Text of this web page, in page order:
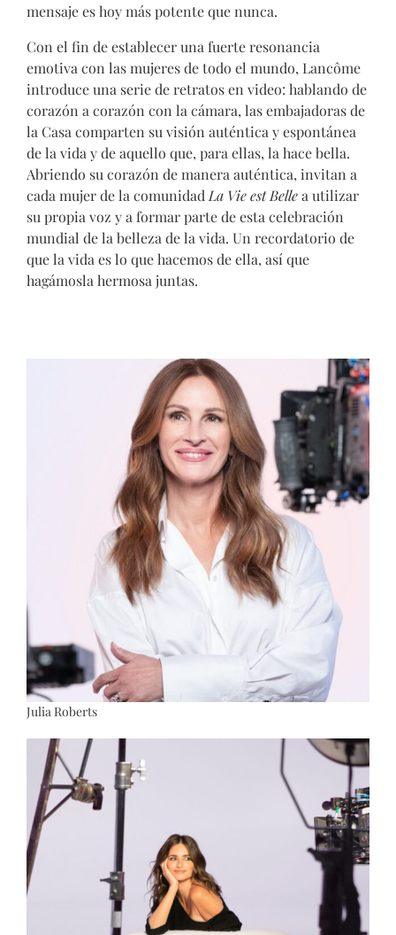
mensaje es hoy más potente que nunca.
Con el fin de establecer una fuerte resonancia
emotiva con las mujeres de todo el mundo, Lancôme
introduce una serie de retratos en video: hablando de
corazón a corazón con la cámara, las embajadoras de
la Casa comparten su visión auténtica y espontánea
de la vida y de aquello que, para ellas, la hace bella.
Abriendo su corazón de manera auténtica, invitan a
cada mujer de la comunidad La Vie est Bellea utilizar
su propia voz y a formar parte de esta celebración
mundial de la belleza de la vida. Un recordatorio de
que la vida es lo que hacemos de ella, así que
hagámosla hermosa juntas.
Julia Roberts